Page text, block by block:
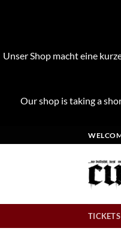
Unser Shop macht eine
Our shop is taking a
Inhalt
TICKETS